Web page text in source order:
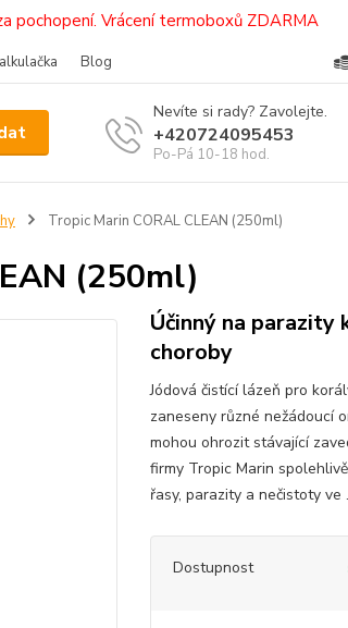
pochopení. Vrácení termoboxů ZDARMA
Blog
Nevíte si rady? Zavolejte.
+420724095453
Po-Pá 10-18 hod.
Tropic Marin CORAL CLEAN (250ml)
(250ml)
Účinný na parazity
choroby
Jódová čistící lázeň pro
zaneseny různé nežádoucí
mohou ohrozit stávající
firmy Tropic Marin
řasy, parazity a nečistoty ve
Dostupnost